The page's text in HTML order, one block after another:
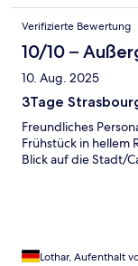
wirkte optisch nicht
der unseren
Personal) noch
Verifizierte Bewertung
10/10 –
10. Aug. 2025
3Tage
Freundliches
Frühstück in hellem
Blick auf die Stadt/
Lothar, Aufenthalt